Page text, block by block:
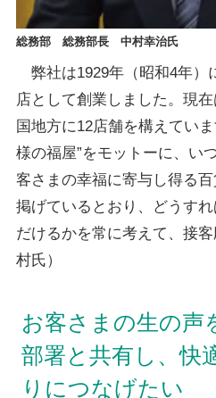
総務部 総務部長 中村幸治氏
弊社は1929年（昭和4年）
店として創業しました。現
国地方に12店舗を構えてい
様の福屋”をモットーに、い
客さまの幸福に寄与し得る
掲げているとおり、どうす
だけるかを常に考えて、接
村氏）
お客さまの生の声
部署と共有し、快
りにつなげたい